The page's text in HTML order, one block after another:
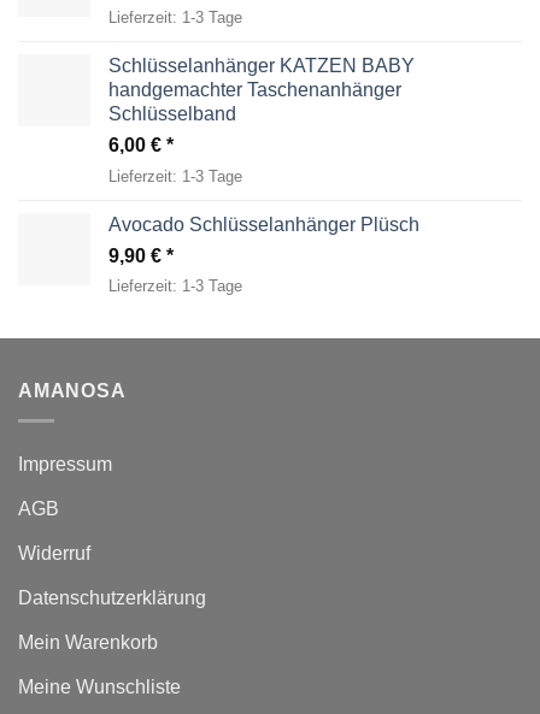
Lieferzeit: 1-3 Tage
Schlüsselanhänger KATZEN BABY
handgemachter Taschenanhänger
Schlüsselband
6,00 €
Lieferzeit: 1-3 Tage
Avocado Schlüsselanhänger Plüsch
9,90 €
Lieferzeit: 1-3 Tage
AMANOSA
Impressum
AGB
Widerruf
Datenschutzerklärung
Mein Warenkorb
Meine Wunschliste